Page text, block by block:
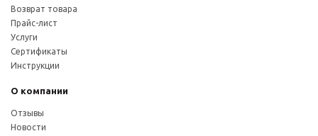
Возврат товара
Прайс-лист
Услуги
Сертификаты
Инструкции
О компании
Отзывы
Новости